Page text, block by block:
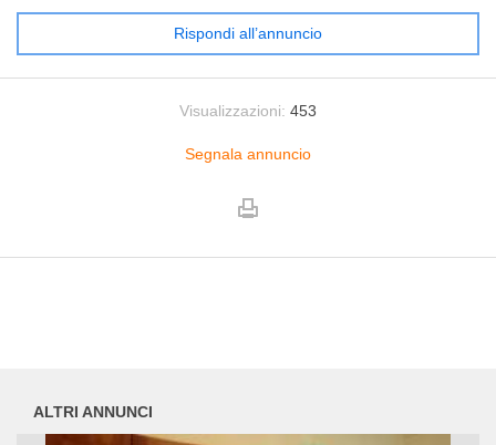
Rispondi all’annuncio
Visualizzazioni: 453
Segnala annuncio
ALTRI ANNUNCI